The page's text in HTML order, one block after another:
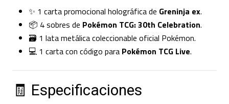
✨ 1 carta promocional holográfica de Greninja ex.
📦 4 sobres de Pokémon TCG: 30th Celebration.
🗃️ 1 lata metálica coleccionable oficial Pokémon.
💻 1 carta con código para Pokémon TCG Live.
🧾 Especificaciones